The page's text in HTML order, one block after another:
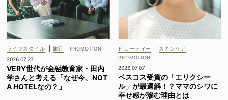
ライフスタイル
旅行
2026.07.27
VERY世代が金融教育家・田内
学さんと考える「なぜ今、NOT
A HOTELなの？」
ビューティー スキンケア
2026.07.07
ベスコス受賞の「エリクシー
ル」が最適解！？ママのシワに
幸せ感が滲む理由とは